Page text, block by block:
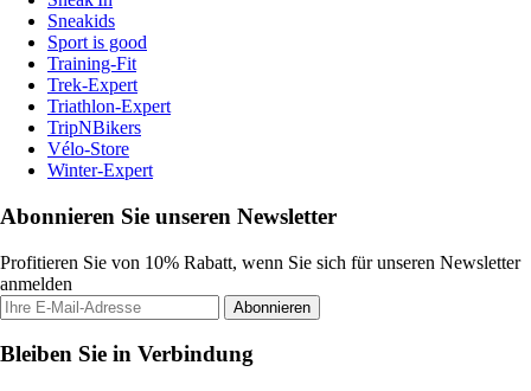
Sneakids
Sport is good
Training-Fit
Trek-Expert
Triathlon-Expert
TripNBikers
Vélo-Store
Winter-Expert
Abonnieren Sie unseren Newsletter
Profitieren Sie von 10% Rabatt, wenn Sie sich für unseren Newsletter
anmelden
Abonnieren
Bleiben Sie in Verbindung